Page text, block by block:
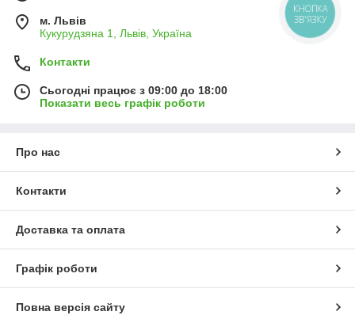
м. Львів
Кукурудзяна 1, Львів, Україна
Контакти
Сьогодні працює з 09:00 до 18:00
Показати весь графік роботи
Про нас
Контакти
Доставка та оплата
Графік роботи
Повна версія сайту
КНОПКА
ЗВ'ЯЗКУ